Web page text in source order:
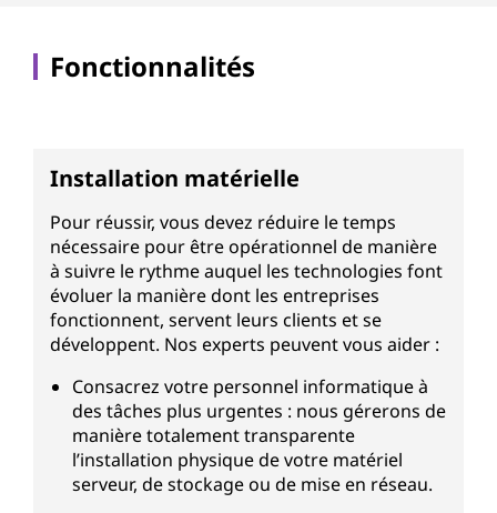
Fonctionnalités
Installation matérielle
Pour réussir, vous devez réduire le temps
nécessaire pour être opérationnel de manière
à suivre le rythme auquel les technologies font
évoluer la manière dont les entreprises
fonctionnent, servent leurs clients et se
développent. Nos experts peuvent vous aider :
Consacrez votre personnel informatique à
des tâches plus urgentes : nous gérerons de
manière totalement transparente
l’installation physique de votre matériel
serveur, de stockage ou de mise en réseau.